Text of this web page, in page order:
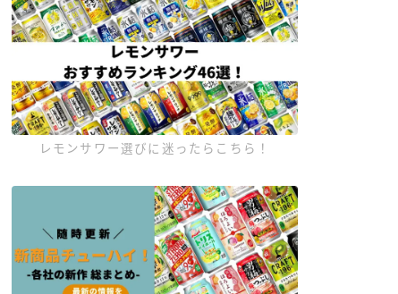
レモンサワー選びに迷ったらこちら！